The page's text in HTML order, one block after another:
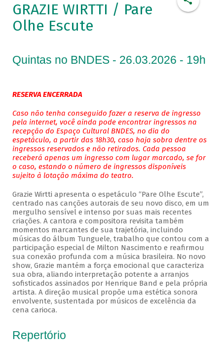
GRAZIE WIRTTI / Pare
Olhe Escute
Quintas no BNDES - 26.03.2026 - 19h
RESERVA ENCERRADA
Caso não tenha conseguido fazer a reserva de ingresso
pela internet, você ainda pode encontrar ingressos na
recepção do Espaço Cultural BNDES, no dia do
espetáculo, a partir das 18h30, caso haja sobra dentre os
ingressos reservados e não retirados. Cada pessoa
receberá apenas um ingresso com lugar marcado, se for
o caso, estando o número de ingressos disponíveis
sujeito à lotação máxima do teatro.
Grazie Wirtti apresenta o espetáculo “Pare Olhe Escute”,
centrado nas canções autorais de seu novo disco, em um
mergulho sensível e intenso por suas mais recentes
criações. A cantora e compositora revisita também
momentos marcantes de sua trajetória, incluindo
músicas do álbum Tunguele, trabalho que contou com a
participação especial de Milton Nascimento e reafirmou
sua conexão profunda com a música brasileira. No novo
show, Grazie mantém a força emocional que caracteriza
sua obra, aliando interpretação potente a arranjos
sofisticados assinados por Henrique Band e pela própria
artista. A direção musical propõe uma estética sonora
envolvente, sustentada por músicos de excelência da
cena carioca.
Repertório